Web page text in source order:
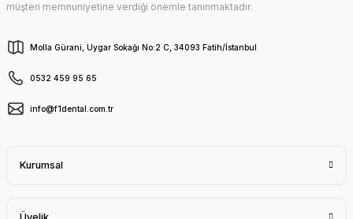
müşteri memnuniyetine verdiği önemle tanınmaktadır.
Molla Gürani, Uygar Sokağı No:2 C, 34093 Fatih/İstanbul
0532 459 95 65
info@f1dental.com.tr
Kurumsal